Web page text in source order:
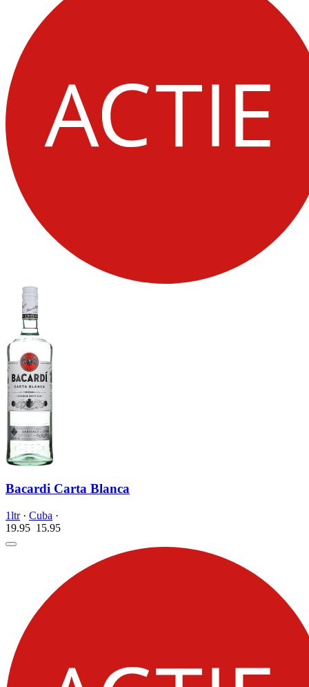
Bacardi Carta Blanca
1ltr· Cuba ·
19.95 15.95